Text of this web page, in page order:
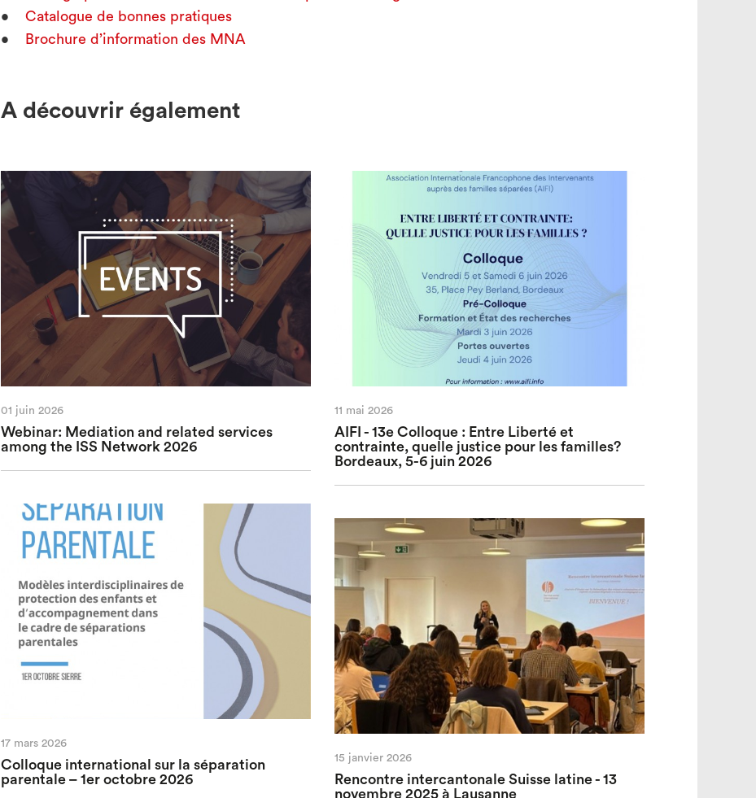
•Catalogue de bonnes pratiques
•
Brochure d’information des MNA
A découvrir également
01 juin 2026
Webinar: Mediation and related services
among the ISS Network 2026
11 mai 2026
AIFI - 13e Colloque : Entre Liberté et
contrainte, quelle justice pour les familles?
Bordeaux, 5-6 juin 2026
17 mars 2026
Colloque international sur la séparation
parentale – 1er octobre 2026
15 janvier 2026
Rencontre intercantonale Suisse latine - 13
novembre 2025 à Lausanne